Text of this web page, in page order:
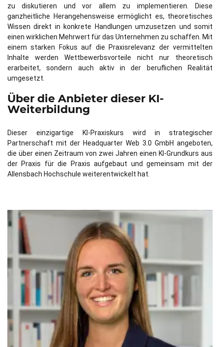
zu diskutieren und vor allem zu implementieren. Diese
ganzheitliche Herangehensweise ermöglicht es, theoretisches
Wissen direkt in konkrete Handlungen umzusetzen und somit
einen wirklichen Mehrwert für das Unternehmen zu schaffen. Mit
einem starken Fokus auf die Praxisrelevanz der vermittelten
Inhalte werden Wettbewerbsvorteile nicht nur theoretisch
erarbeitet, sondern auch aktiv in der beruflichen Realität
umgesetzt.
Über die Anbieter dieser KI-
Weiterbildung
Dieser einzigartige KI-Praxiskurs wird in strategischer
Partnerschaft mit der Headquarter Web 3.0 GmbH angeboten,
die über einen Zeitraum von zwei Jahren einen KI-Grundkurs aus
der Praxis für die Praxis aufgebaut und gemeinsam mit der
Allensbach Hochschule weiterentwickelt hat.